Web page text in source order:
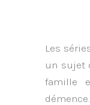
Les
un sujet
famille
démence.